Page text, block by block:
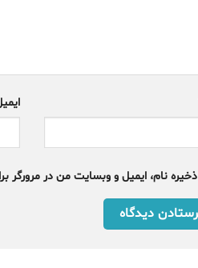
ذخیره نام، ایمیل و وبسایت من در مرورگر